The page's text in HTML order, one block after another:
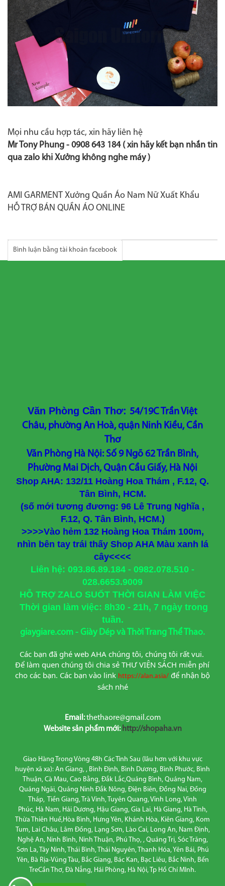
Mọi nhu cầu hợp tác, xin hãy liên hệ
Mr Tony Phung - 0908 643 184( xin hãy kết bạn nhắn tin
qua zalo khi Xưởng không nghe máy )
AMI GARMENT Xưởng Quần Áo Nam Nữ Xuất Khẩu
HỖ TRỢ BÁN QUẦN ÁO ONLINE
Bình luận bằng tài khoản facebook
Văn Phòng Cần Thơ: 54/19C Trần Việt
Châu, phường An Hoà, quận Ninh Kiều, Cần
Thơ
Văn Phòng Hà Nội: Số 9 Ngõ 62 Trần Bình,
Phường Mai Dịch, Quận Cầu Giấy, Hà Nội
Shop AHA: 132/11 Hoàng Hoa Thám , F.12, Q.
Tân Bình, HCM.
(số mới tương đương: 96 Lê Trung Nghĩa ,
F.12, Q. Tân Bình, HCM.)
>>>>Vào hẻm 132 Hoàng Hoa Thám 100m,
nhìn bên tay trái thấy Shop AHA Màu xanh lá
cây<<<<
Liên hệ: 093.86.89.184 - 0982.078.510 -
028.6653.9009
HỖ TRỢ ZALO SUỐT THỜI GIAN LÀM VIỆC
Thời gian làm việc: 8h30 - 21h, 7 ngày trong
tuần.
giaygiare.com - Giày Dép và Thời Trang Thể Thao.
Các bạn đã ghé web AHA chúng tôi, chúng tôi rất vui.
Để làm quen chúng tôi chia sẻ THƯ VIỆN SÁCH miễn phí
cho các bạn. Các bạn vào link https://alan.asia/ để nhận bộ
sách nhé
Email:thethaore@gmail.com
Website sản phẩm mới: http://shopaha.vn
Giao Hàng Trong Vòng 48h Các Tỉnh Sau (lâu hơn với khu vực
huyện xã xa): An Giang, , Bình Định, Bình Dương, Bình Phước, Bình
Thuận, Cà Mau, Cao Bằng, Đắk Lắc,Quảng Bình, Quảng Nam,
Quảng Ngãi, Quảng Ninh Đắk Nông, Điện Biên, Đồng Nai, Đồng
Tháp, Tiền Giang, Trà Vinh, Tuyên Quang, Vĩnh Long, Vĩnh
Phúc, Hà Nam, Hải Dương, Hậu Giang, Gia Lai, Hà Giang, Hà Tĩnh,
Thừa Thiên Huế,Hòa Bình, Hưng Yên, Khánh Hòa, Kiên Giang, Kom
Tum, Lai Châu, Lâm Đồng, Lạng Sơn, Lào Cai, Long An, Nam Định,
Nghệ An, Ninh Bình, Ninh Thuận, Phú Thọ, , Quảng Trị, Sóc Trăng,
Sơn La, Tây Ninh, Thái Bình, Thái Nguyên, Thanh Hóa, Yên Bái, Phú
Yên, Bà Rịa-Vũng Tàu, Bắc Giang, Bác Kan, Bạc Liêu, Bắc Ninh, Bến
TreCần Thơ, Đà Nẵng, Hải Phòng, Hà Nội, Tp Hồ Chí MInh.